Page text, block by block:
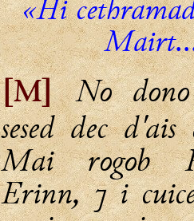
«Hi
[M]No dono
sesed dec
Mai rogob
Erinn, ⁊ i